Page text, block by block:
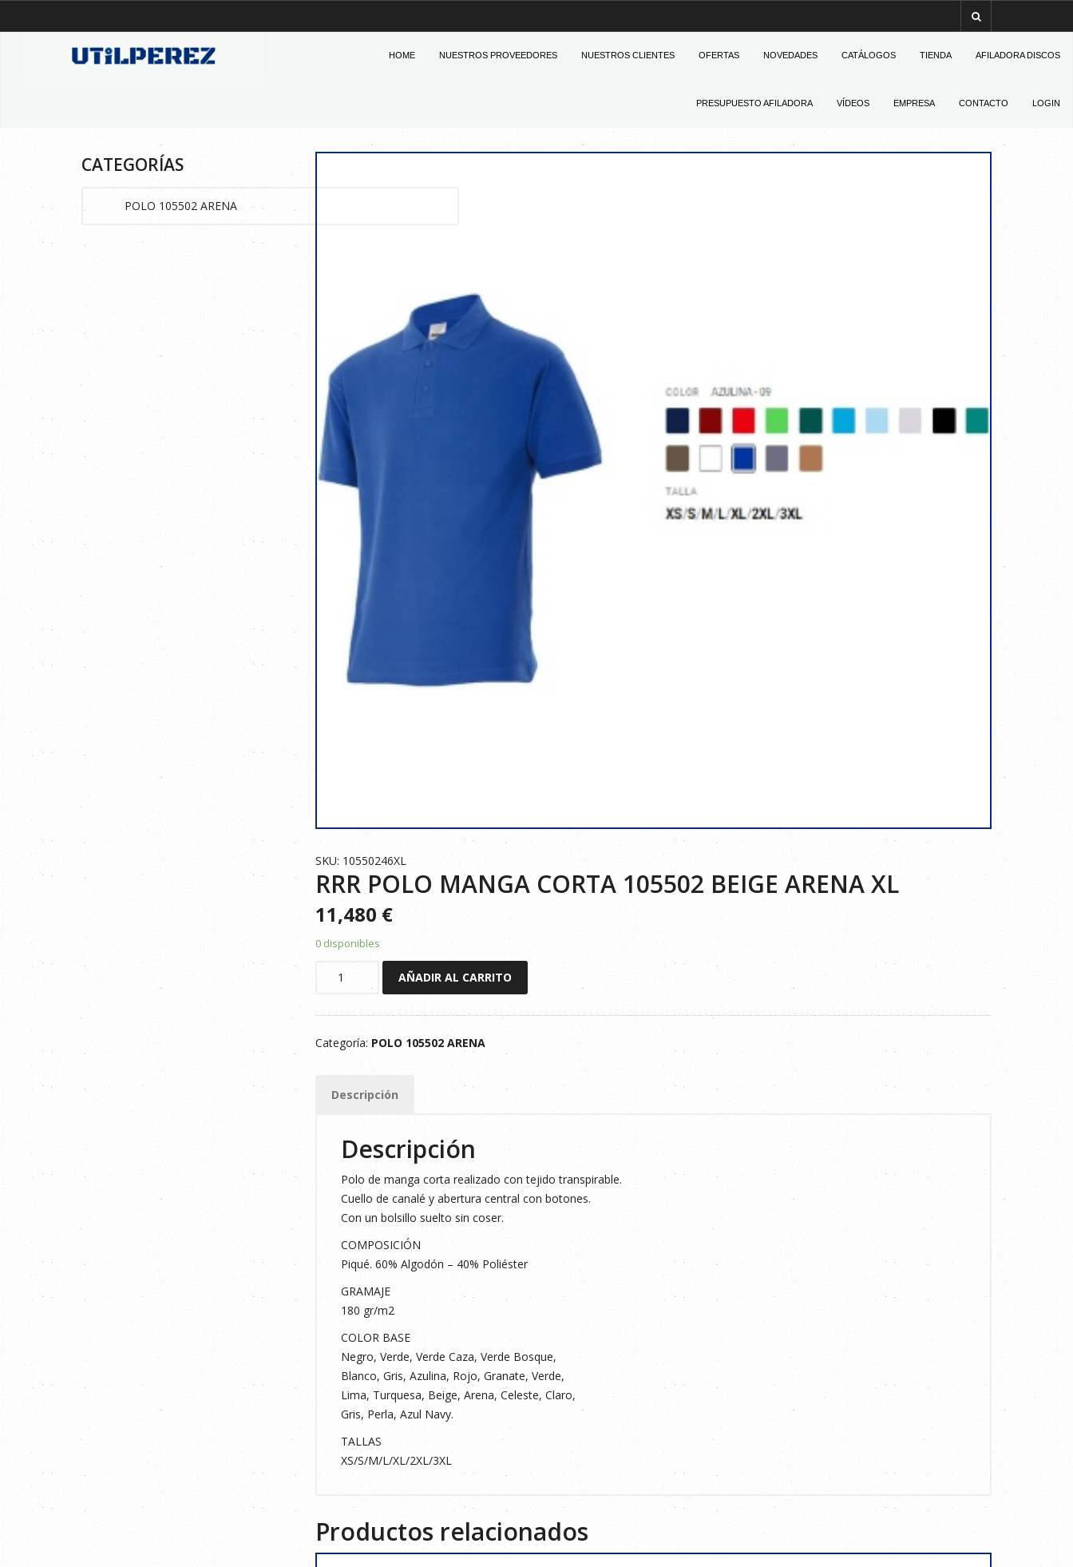
HOME NUESTROS PROVEEDORES NUESTROS CLIENTES OFERTAS NOVEDADES CATÁLOGOS TIENDA AFILADORA DISCOS
PRESUPUESTO AFILADORA VÍDEOS EMPRESA CONTACTO LOGIN
SKU: 10550246XL
RRR POLO MANGA CORTA 105502 BEIGE ARENA XL
11,480 €
0 disponibles
105502
AÑADIR AL CARRITO
Categoría:POLO 105502 ARENA
Descripción
Descripción
Polo de manga corta realizado con tejido transpirable.
Cuello de canalé y abertura central con botones.
Con un bolsillo suelto sin coser.
COMPOSICIÓN
Piqué. 60% Algodón – 40% Poliéster
GRAMAJE
180 gr/m2
COLOR BASE
Negro, Verde, Verde Caza, Verde Bosque,
Blanco, Gris, Azulina, Rojo, Granate, Verde,
Lima, Turquesa, Beige, Arena, Celeste, Claro,
Gris, Perla, Azul Navy.
TALLAS
XS/S/M/L/XL/2XL/3XL
Productos relacionados
CATEGORÍAS